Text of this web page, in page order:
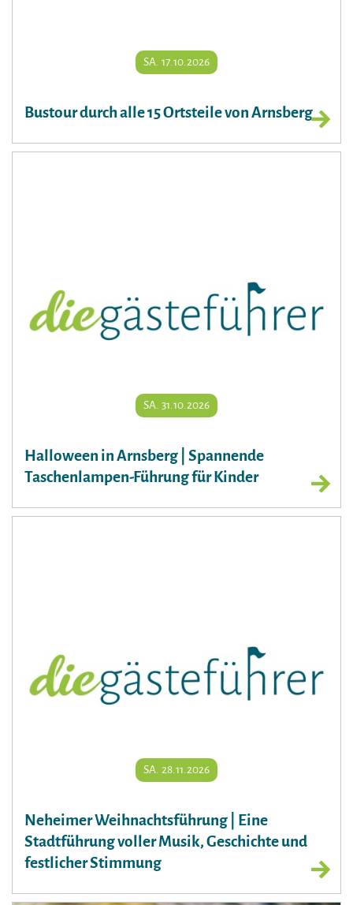
SA. 17.10.2026
Bustour durch alle 15 Ortsteile von Arnsberg
SA. 31.10.2026
Halloween in Arnsberg | Spannende
Taschenlampen-Führung für Kinder
SA. 28.11.2026
Neheimer Weihnachtsführung | Eine
Stadtführung voller Musik, Geschichte und
festlicher Stimmung